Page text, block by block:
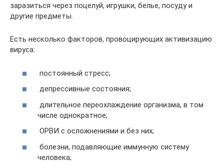
заразиться через поцелуй, игрушки, белье, посуду и
другие предметы.
Есть несколько факторов, провоцирующих активизацию
вируса:
постоянный стресс;
депрессивные состояния;
длительное переохлаждение организма, в том
числе однократное;
ОРВИ с осложнениями и без них;
болезни, подавляющие иммунную систему
человека;